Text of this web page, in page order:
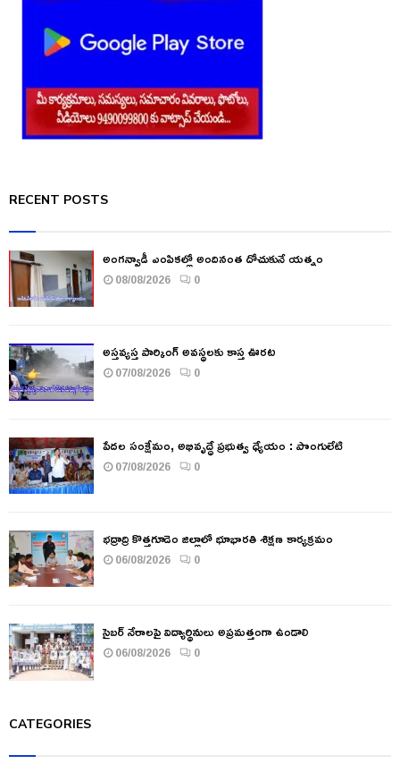
RECENT POSTS
అంగన్వాడీ ఎంపికల్లో అందినంత దోచుకునే యత్నం
08/08/2026 0
అస్తవ్యస్త పార్కింగ్ అవస్థలకు కాస్త ఊరట
07/08/2026 0
పేదల సంక్షేమం, అభివృద్ధే ప్రభుత్వ ధ్యేయం : పొంగులేటి
07/08/2026 0
భద్రాద్రి కొత్తగూడెం జిల్లాలో భూభారతి శిక్షణ కార్యక్రమం
06/08/2026 0
సైబర్ నేరాలపై విద్యార్థినులు అప్రమత్తంగా ఉండాలి
06/08/2026 0
CATEGORIES